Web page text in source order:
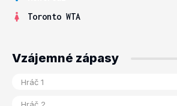
Toronto WTA
Vzájemné zápasy